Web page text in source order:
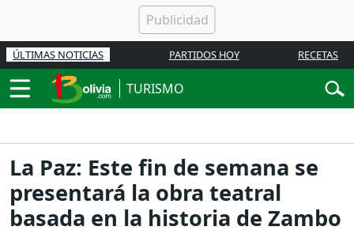
ÚLTIMAS NOTICIAS PARTIDOS HOY RECETAS
TURISMO
La Paz: Este fin de semana se
presentará la obra teatral
basada en la historia de Zambo